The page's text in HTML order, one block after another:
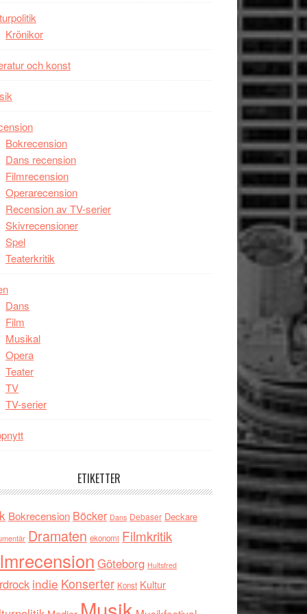
skådespelare
Krönikor
och konst
Bokrecension
Dans recension
Filmrecension
Operarecension
Recension av TV-serier
Skivrecensioner
Spel
Teaterkritik
Dans
Film
Musikal
Opera
Teater
TV
TV-serier
ETIKETTER
Bokrecension Böcker Dans Debaser Deckare
Dramaten ekonomi Filmkritik
Göteborg Hultsfred
indie Konserter Konst Kultur